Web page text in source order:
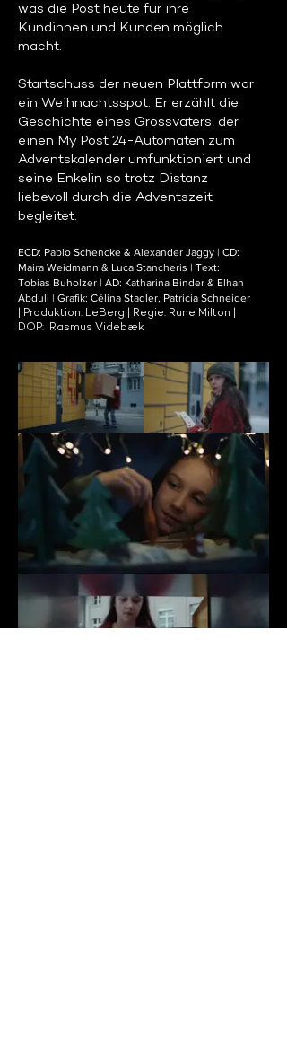
was die Post heute für ihre
Kundinnen und Kunden möglich
macht.
Startschuss der neuen Plattform war
ein Weihnachtsspot. Er erzählt die
Geschichte eines Grossvaters, der
einen My Post 24-Automaten zum
Adventskalender umfunktioniert und
seine Enkelin so trotz Distanz
liebevoll durch die Adventszeit
begleitet.
ECD: Pablo Schencke & Alexander Jaggy | CD:
Maira Weidmann & Luca Stancheris | Text:
Tobias Buholzer | AD: Katharina Binder & Elhan
Abduli | Grafik: Célina Stadler, Patricia Schneider
| Produktion: LeBerg | Regie: Rune Milton |
DOP: Rasmus Videbæk